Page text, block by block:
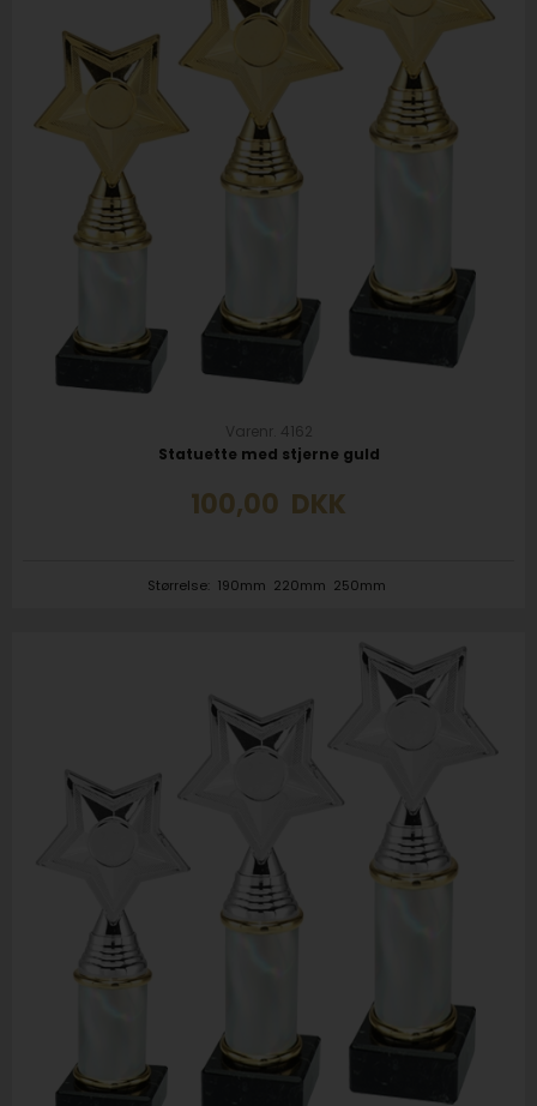
Varenr. 4162
Statuette med stjerne guld
100,00 DKK
Størrelse: 190mm 220mm 250mm